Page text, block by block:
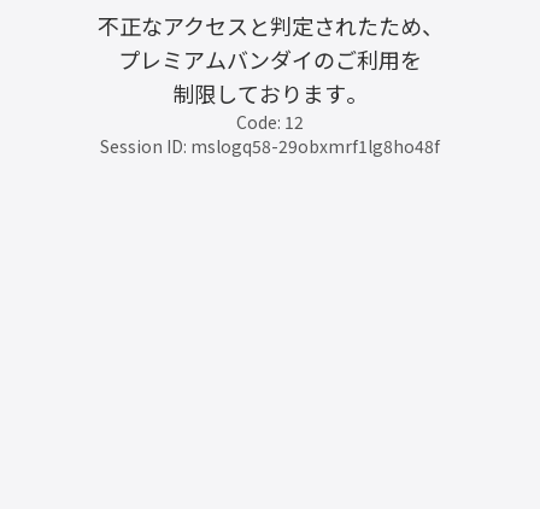
不正なアクセスと判定されたため、
プレミアムバンダイのご利用を
制限しております。
Code: 12
Session ID: mslogq58-29obxmrf1lg8ho48f